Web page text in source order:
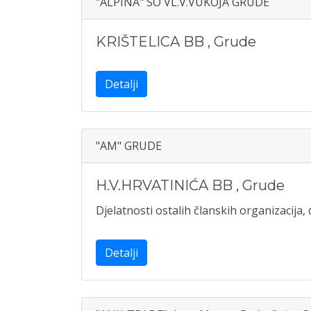
KRIŠTELICA BB , Grude
Detalji
"AM" GRUDE
H.V.HRVATINIĆA BB , Grude
Djelatnosti ostalih članskih organizacija,
Detalji